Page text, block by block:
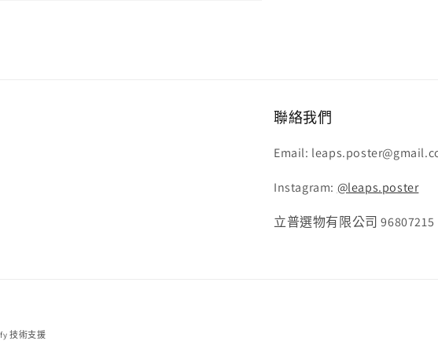
聯絡我們
Email:
Instagram: @leaps.poster
立普選物有限公司 96807215
技術支援